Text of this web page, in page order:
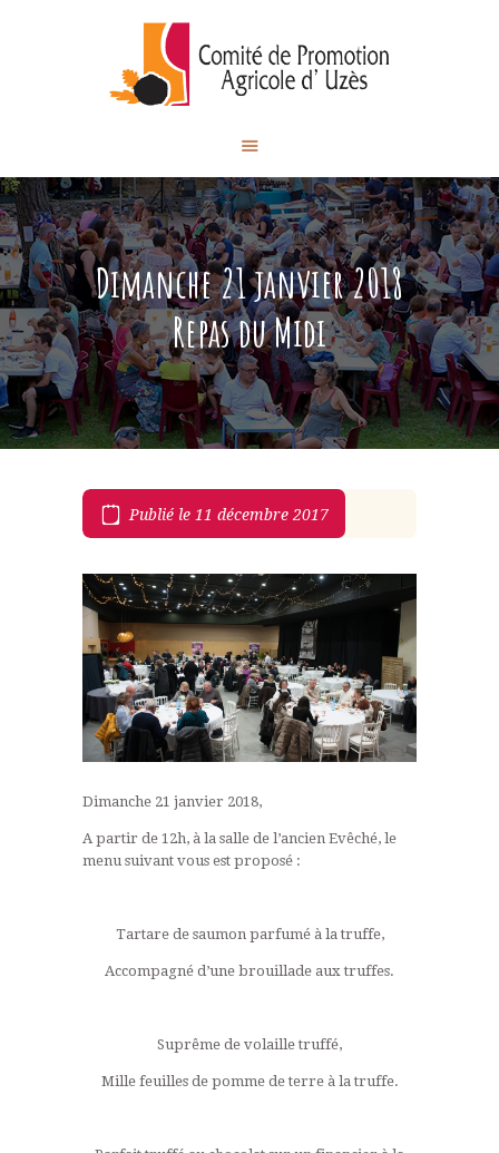
Dimanche 21 janvier 2018
Repas du Midi
Comité de Promotion des
Produits Agricoles d'Uzès
ACCUEIL
NOS ÉVÉNEMENTS
NOS ACTUALITÉS
CONTACT
Publié le 11 décembre 2017
Dimanche 21 janvier 2018,
A partir de 12h, à la salle de l’ancien Evêché, le
menu suivant vous est proposé :
Tartare de saumon parfumé à la truffe,
Accompagné d’une brouillade aux truffes.
Suprême de volaille truffé,
Mille feuilles de pomme de terre à la truffe.